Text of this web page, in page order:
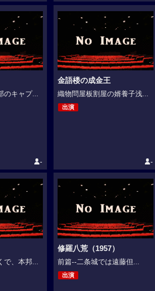
のキャプ...
-
金語楼の成金王
織物問屋板割屋の婿養子浅...
出演
-
、本邦...
修羅八荒（1957）
前篇--二条城では遠藤但...
出演